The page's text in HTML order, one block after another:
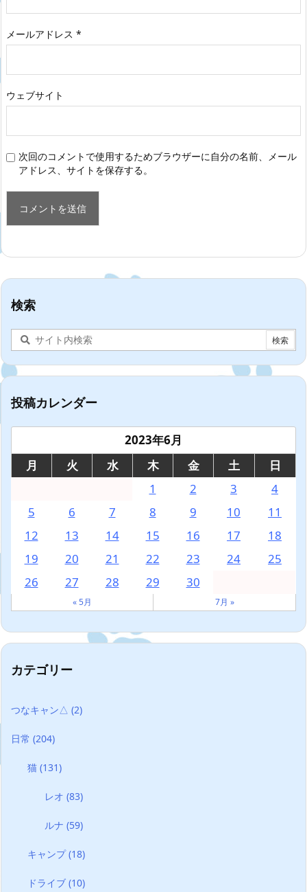
メールアドレス *
ウェブサイト
次回のコメントで使用するためブラウザーに自分の名前、メール
アドレス、サイトを保存する。
検索
投稿カレンダー
2023年6月
月
火 水 木 金 土
日
1
2 3
4
5
6 7 8 9 10
11
12
13 14 15 16 17
18
19
20 21 22 23 24
25
26
27 28 29 30
« 5月 7月 »
カテゴリー
つなキャン△ (2)
日常 (204)
猫(131)
レオ (83)
ルナ (59)
キャンプ(18)
ドライブ(10)